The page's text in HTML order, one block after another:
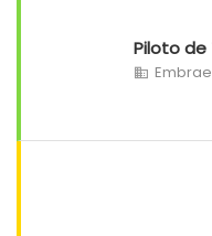
Piloto de